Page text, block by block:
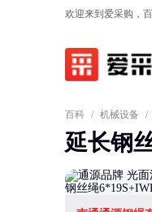
欢迎来到爱采购，
百科 / 机械设备 /
延长钢